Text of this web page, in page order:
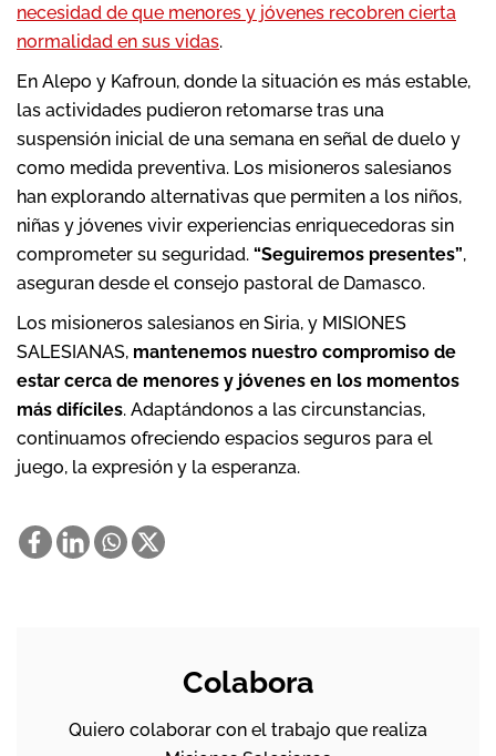
necesidad de que menores y jóvenes recobren cierta
normalidad en sus vidas.
En Alepo y Kafroun, donde la situación es más estable,
las actividades pudieron retomarse tras una
suspensión inicial de una semana en señal de duelo y
como medida preventiva. Los misioneros salesianos
han explorando alternativas que permiten a los niños,
niñas y jóvenes vivir experiencias enriquecedoras sin
comprometer su seguridad. “Seguiremos presentes”,
aseguran desde el consejo pastoral de Damasco.
Los misioneros salesianos en Siria, y MISIONES
SALESIANAS, mantenemos nuestro compromiso de
estar cerca de menores y jóvenes en los momentos
más difíciles. Adaptándonos a las circunstancias,
continuamos ofreciendo espacios seguros para el
juego, la expresión y la esperanza.
Colabora
Quiero colaborar con el trabajo que realiza